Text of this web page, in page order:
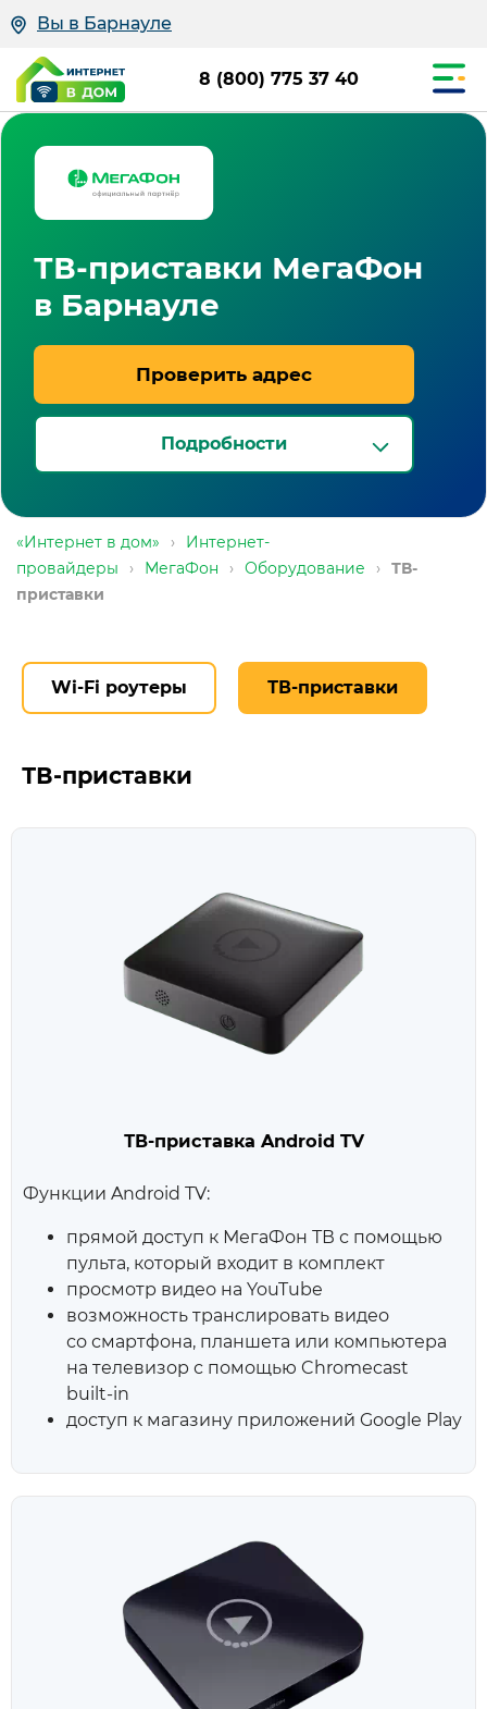
Вы в Барнауле
8 (800) 775 37 40
ТВ-приставки МегаФон
в Барнауле
Проверить адрес
Подробности
«Интернет в дом» ›
Интернет-
провайдеры
› МегаФон › Оборудование ›
ТВ-
приставки
Wi-Fi роутеры ТВ-приставки
ТВ-приставки
ТВ-приставка Android TV
Функции Android TV:
прямой доступ к МегаФон ТВ с помощью
пульта, который входит в комплект
просмотр видео на YouTube
возможность транслировать видео
со смартфона, планшета или компьютера
на телевизор с помощью Chromecast
built‑in
доступ к магазину приложений Google Play